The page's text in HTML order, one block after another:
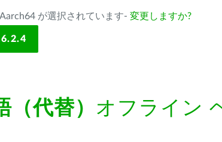
が選択されています- 変更しますか?
（代替） オフライン